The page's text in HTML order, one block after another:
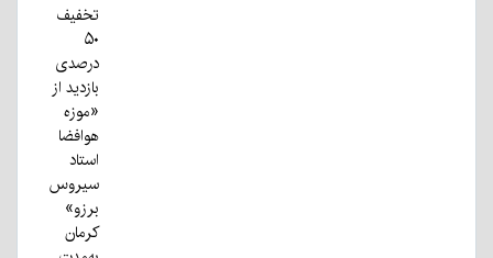
تخفیف
۵۰
درصدی
بازدید از
«موزه
هوافضا
استاد
سیروس
برزو»
کرمان